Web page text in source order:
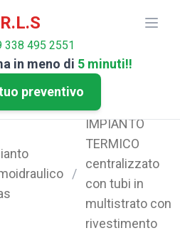
495 2551
in meno di 5 minuti!!
preventivo
/
REALIZZAZIONE
IMPIANTO
TERMICO
centralizzato
con tubi in
multistrato con
rivestimento